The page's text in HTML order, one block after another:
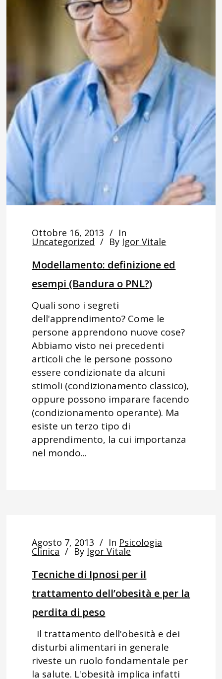
Ottobre 16, 2013 In
Uncategorized By Igor Vitale
Modellamento: definizione ed
esempi (Bandura o PNL?)
Quali sono i segreti
dell'apprendimento? Come le
persone apprendono nuove cose?
Abbiamo visto nei precedenti
articoli che le persone possono
essere condizionate da alcuni
stimoli (condizionamento classico),
oppure possono imparare facendo
(condizionamento operante). Ma
esiste un terzo tipo di
apprendimento, la cui importanza
nel mondo...
Agosto 7, 2013 In Psicologia
Clinica By Igor Vitale
Tecniche di Ipnosi per il
trattamento dell’obesità e per la
perdita di peso
Il trattamento dell'obesità e dei
disturbi alimentari in generale
riveste un ruolo fondamentale per
la salute. L'obesità implica infatti